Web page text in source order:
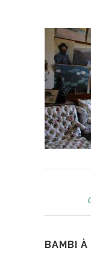
BAMBI À